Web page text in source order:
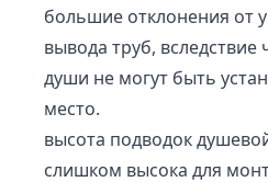
большие отклонения от
вывода труб, вследствие
души не могут быть
место.
высота подводок
слишком высока для